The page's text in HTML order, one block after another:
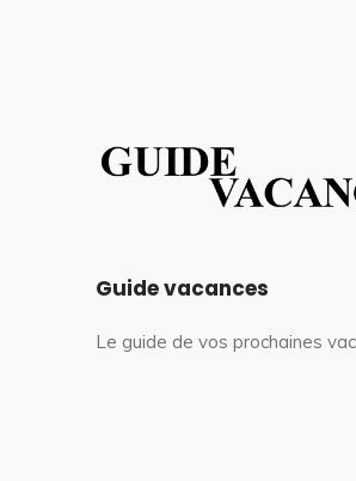
Guide vacances
Le guide de vos prochaines